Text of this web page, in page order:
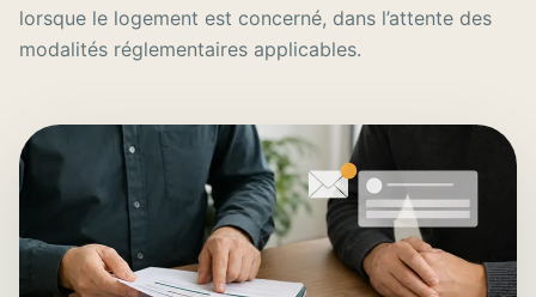
lorsque le logement est concerné, dans l’attente des
modalités réglementaires applicables.